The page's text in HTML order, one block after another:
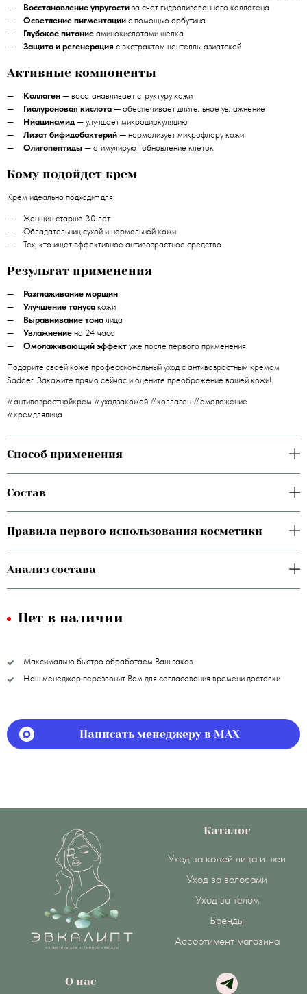
Восстановление упругости за счет гидролизованного коллагена
Осветление пигментации с помощью арбутина
Глубокое питание аминокислотами шелка
Защита и регенерация с экстрактом центеллы азиатской
Активные компоненты
Коллаген — восстанавливает структуру кожи
Гиалуроновая кислота — обеспечивает длительное увлажнение
Ниацинамид — улучшает микроциркуляцию
Лизат бифидобактерий — нормализует микрофлору кожи
Олигопептиды — стимулируют обновление клеток
Кому подойдет крем
Крем идеально подходит для:
Женщин старше 30 лет
Обладательниц сухой и нормальной кожи
Тех, кто ищет эффективное антивозрастное средство
Результат применения
Разглаживание морщин
Улучшение тонуса кожи
Выравнивание тона лица
Увлажнение на 24 часа
Омолаживающий эффект уже после первого применения
Подарите своей коже профессиональный уход с антивозрастным кремом
Sadoer. Закажите прямо сейчас и оцените преображение вашей кожи!
#антивозрастнойкрем #уходзакожей #коллаген #омоложение
#кремдлялица
Способ применения
Состав
Правила первого использования косметики
Анализ состава
Нет в наличии
Максимально быстро обработаем Ваш заказ
Наш менеджер перезвонит Вам для согласования времени доставки
Написать менеджеру в MAX
Каталог
Уход за кожей лица и шеи
Уход за волосами
Уход за телом
Бренды
Ассортимент магазина
О нас